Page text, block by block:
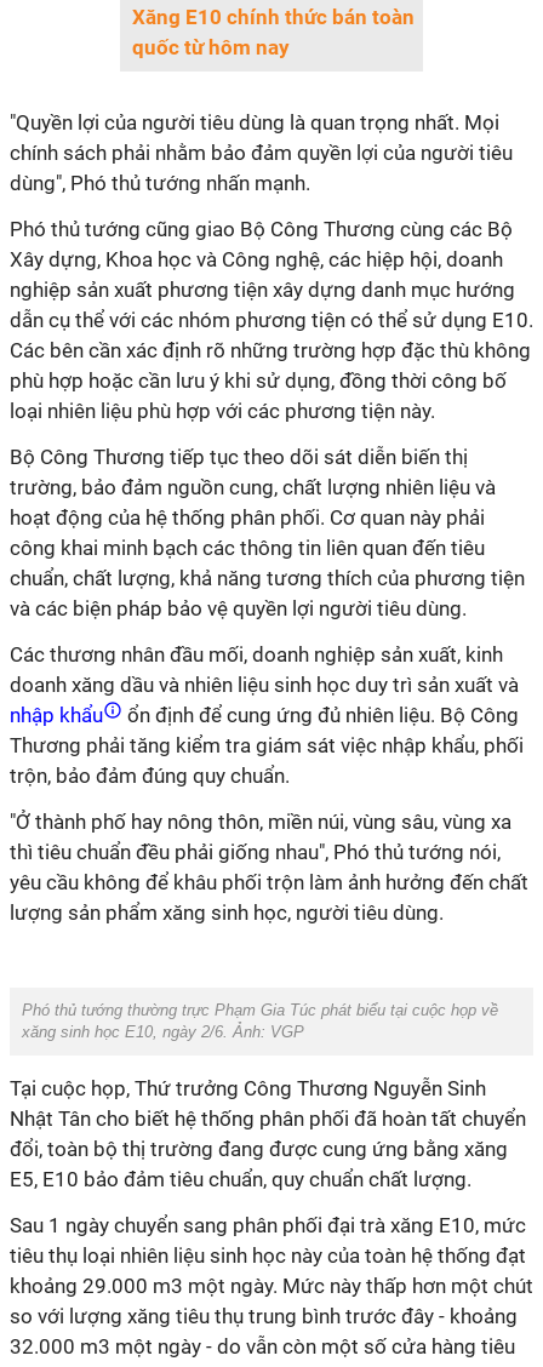
Xăng E10 chính thức bán toàn
quốc từ hôm nay
"Quyền lợi của người tiêu dùng là quan trọng nhất. Mọi
chính sách phải nhằm bảo đảm quyền lợi của người tiêu
dùng", Phó thủ tướng nhấn mạnh.
Phó thủ tướng cũng giao Bộ Công Thương cùng các Bộ
Xây dựng, Khoa học và Công nghệ, các hiệp hội, doanh
nghiệp sản xuất phương tiện xây dựng danh mục hướng
dẫn cụ thể với các nhóm phương tiện có thể sử dụng E10.
Các bên cần xác định rõ những trường hợp đặc thù không
phù hợp hoặc cần lưu ý khi sử dụng, đồng thời công bố
loại nhiên liệu phù hợp với các phương tiện này.
Bộ Công Thương tiếp tục theo dõi sát diễn biến thị
trường, bảo đảm nguồn cung, chất lượng nhiên liệu và
hoạt động của hệ thống phân phối. Cơ quan này phải
công khai minh bạch các thông tin liên quan đến tiêu
chuẩn, chất lượng, khả năng tương thích của phương tiện
và các biện pháp bảo vệ quyền lợi người tiêu dùng.
Các thương nhân đầu mối, doanh nghiệp sản xuất, kinh
doanh xăng dầu và nhiên liệu sinh học duy trì sản xuất và
nhập khẩu
ổn định để cung ứng đủ nhiên liệu. Bộ Công
Thương phải tăng kiểm tra giám sát việc nhập khẩu, phối
trộn, bảo đảm đúng quy chuẩn.
"Ở thành phố hay nông thôn, miền núi, vùng sâu, vùng xa
thì tiêu chuẩn đều phải giống nhau", Phó thủ tướng nói,
yêu cầu không để khâu phối trộn làm ảnh hưởng đến chất
lượng sản phẩm xăng sinh học, người tiêu dùng.
Phó thủ tướng thường trực Phạm Gia Túc phát biểu tại cuộc họp về
xăng sinh học E10, ngày 2/6. Ảnh: VGP
Tại cuộc họp, Thứ trưởng Công Thương Nguyễn Sinh
Nhật Tân cho biết hệ thống phân phối đã hoàn tất chuyển
đổi, toàn bộ thị trường đang được cung ứng bằng xăng
E5, E10 bảo đảm tiêu chuẩn, quy chuẩn chất lượng.
Sau 1 ngày chuyển sang phân phối đại trà xăng E10, mức
tiêu thụ loại nhiên liệu sinh học này của toàn hệ thống đạt
khoảng 29.000 m3 một ngày. Mức này thấp hơn một chút
so với lượng xăng tiêu thụ trung bình trước đây - khoảng
32.000 m3 một ngày - do vẫn còn một số cửa hàng tiêu